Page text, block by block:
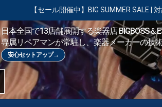
ル開催中】BIG SUMMER SALE | 対象の商品が
日本全国で13店舗展開する楽器店 BIGBOSS
専属リペアマンが常駐し、楽器メーカーの技
安心セットアップ→